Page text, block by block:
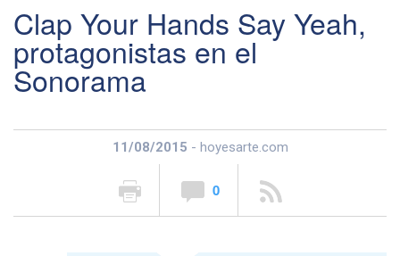
Clap Your Hands Say Yeah,
protagonistas en el
Sonorama
11/08/2015 - hoyesarte.com
0